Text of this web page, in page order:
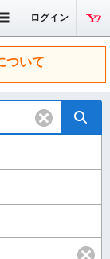
ログイン
ついて